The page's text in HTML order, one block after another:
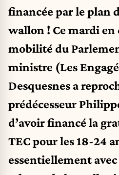
financée par le plan
wallon ! Ce mardi en
mobilité du
ministre (Les
Desquesnes a
prédécesseur
d’avoir financé la
TEC pour les 18-24
essentiellement